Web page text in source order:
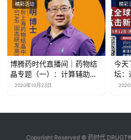
精彩活动
博腾药时代直播间｜药物结
晶专题（一）：计算辅助溶
剂选择和通过结晶工艺控制
2020年10月23日
精彩
今天
坛：
击
2020
Copyright Reserved © 药时代